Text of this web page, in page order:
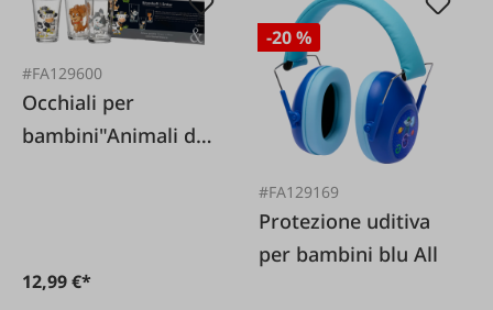
#FA129600
Occhiali per
bambini"Animali da
12,99 €*
-20 %
#FA129169
Protezione uditiva
per bambini blu All